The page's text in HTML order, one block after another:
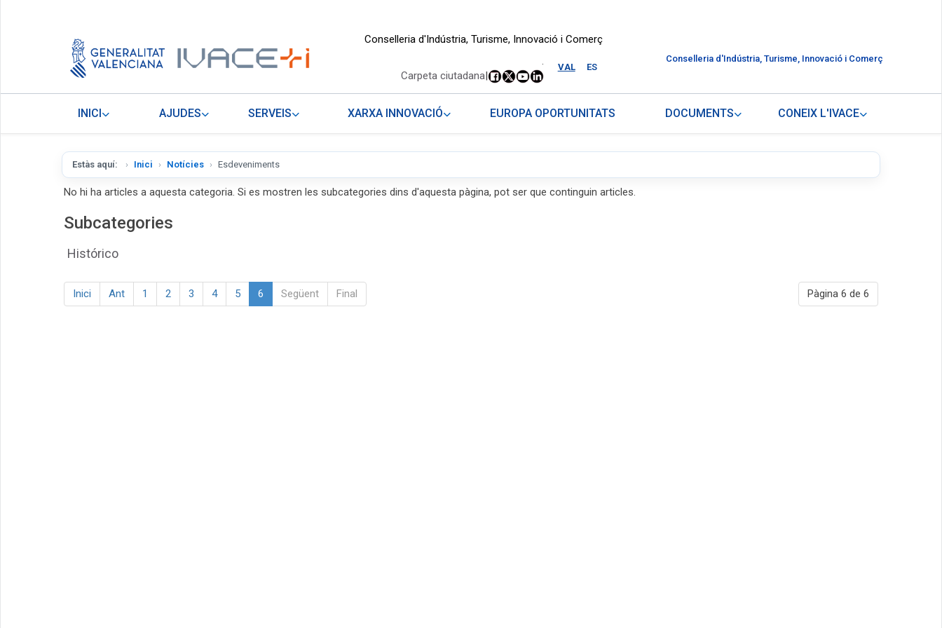
Conselleria d'Indústria, Turisme, Innovació i Comerç
VAL ES
.
Carpeta ciutadana|
Conselleria d'Indústria, Turisme, Innovació i Comerç
INICI AJUDES SERVEIS XARXA INNOVACIÓ EUROPA OPORTUNITATS DOCUMENTS CONEIX L'IVACE
Estàs aquí: Inici Notícies Esdeveniments
No hi ha articles a aquesta categoria. Si es mostren les subcategories dins d'aquesta pàgina, pot ser que continguin articles.
Subcategories
Histórico
Pàgina 6 de 6
Inici Ant 1 2 3 4 5 6 Següent Final